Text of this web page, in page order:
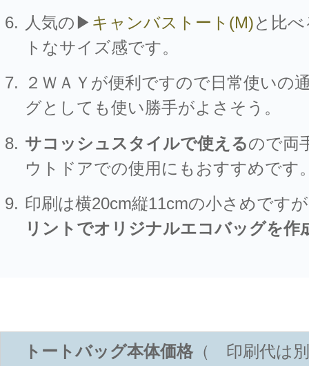
人気の▶ キャンバストート(M)と比
トなサイズ感です。
２ＷＡＹが便利ですので日常使いの
グとしても使い勝手がよさそう。
サコッシュスタイルで使えるので両
ウトドアでの使用にもおすすめです
印刷は横20cm縦11cmの小さめですが
リントでオリジナルエコバッグを作
トートバッグ本体価格（ 印刷代は